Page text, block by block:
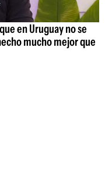
en Uruguay no se
mucho mejor que